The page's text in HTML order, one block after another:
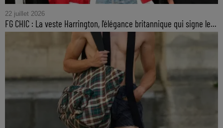
22 juillet 2026
FG CHIC : La veste Harrington, l'élégance britannique qui signe le...